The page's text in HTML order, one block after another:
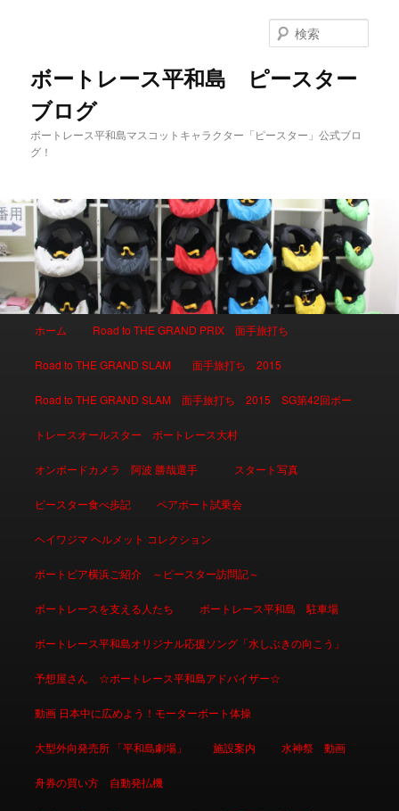
ボートレース平和島 ピースター
ブログ
ボートレース平和島マスコットキャラクター「ピースター」公式ブロ
グ！
索
メインコンテンツへ移動
サブコンテンツへ移動
ホーム Road to THE GRAND PRIX 面手旅打ち
Road to THE GRAND SLAM 面手旅打ち 2015
Road to THE GRAND SLAM 面手旅打ち 2015 SG第42回ボー
トレースオールスター ボートレース大村
オンボードカメラ 阿波 勝哉選手 スタート写真
ピースター食べ歩記 ペアボート試乗会
ヘイワジマ ヘルメット コレクション
ボートピア横浜ご紹介 ～ピースター訪問記～
ボートレースを支える人たち ボートレース平和島 駐車場
ボートレース平和島オリジナル応援ソング「水しぶきの向こう」
予想屋さん ☆ボートレース平和島アドバイザー☆
動画 日本中に広めよう！モーターボート体操
大型外向発売所 「平和島劇場」 施設案内 水神祭 動画
舟券の買い方 自動発払機